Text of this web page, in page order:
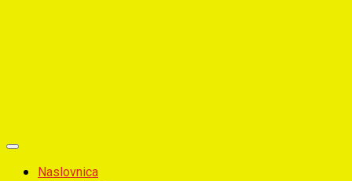
Primary
MenuNaslovnica